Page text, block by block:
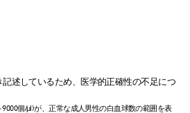
述しているため、医学的正確性の不足につ
個/μl)が、正常な成人男性の白血球数の範囲を表